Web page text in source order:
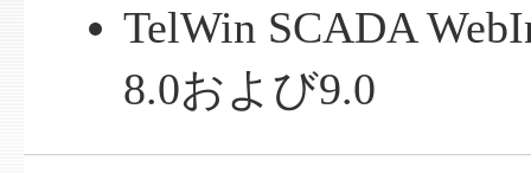
TelWin SCADA
8.0および9.0